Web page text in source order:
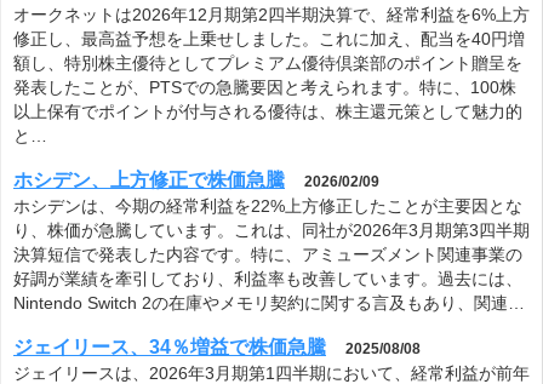
オークネットは2026年12月期第2四半期決算で、経常利益を6%上方
修正し、最高益予想を上乗せしました。これに加え、配当を40円増
額し、特別株主優待としてプレミアム優待倶楽部のポイント贈呈を
発表したことが、PTSでの急騰要因と考えられます。特に、100株
以上保有でポイントが付与される優待は、株主還元策として魅力的
と…
ホシデン、上方修正で株価急騰 2026/02/09
ホシデンは、今期の経常利益を22%上方修正したことが主要因とな
り、株価が急騰しています。これは、同社が2026年3月期第3四半期
決算短信で発表した内容です。特に、アミューズメント関連事業の
好調が業績を牽引しており、利益率も改善しています。過去には、
Nintendo Switch 2の在庫やメモリ契約に関する言及もあり、関連…
ジェイリース、34％増益で株価急騰 2025/08/08
ジェイリースは、2026年3月期第1四半期において、経常利益が前年